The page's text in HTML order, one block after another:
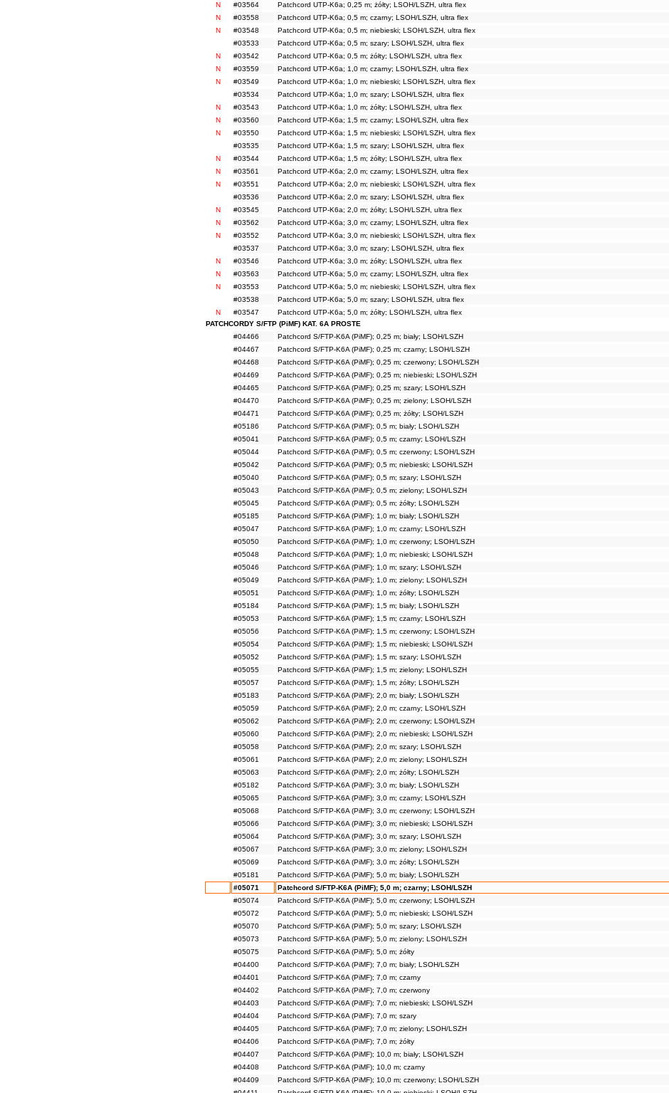
N
#03564 Patchcord UTP-K6a; 0,25 m; żółty; LSOH/LSZH, ultra flex
N
#03558 Patchcord UTP-K6a; 0,5 m; czarny; LSOH/LSZH, ultra flex
N
#03548 Patchcord UTP-K6a; 0,5 m; niebieski; LSOH/LSZH, ultra flex
#03533
Patchcord UTP-K6a; 0,5 m; szary; LSOH/LSZH, ultra flex
N
#03542 Patchcord UTP-K6a; 0,5 m; żółty; LSOH/LSZH, ultra flex
N
#03559 Patchcord UTP-K6a; 1,0 m; czarny; LSOH/LSZH, ultra flex
N
#03549 Patchcord UTP-K6a; 1,0 m; niebieski; LSOH/LSZH, ultra flex
#03534
Patchcord UTP-K6a; 1,0 m; szary; LSOH/LSZH, ultra flex
N
#03543 Patchcord UTP-K6a; 1,0 m; żółty; LSOH/LSZH, ultra flex
N
#03560 Patchcord UTP-K6a; 1,5 m; czarny; LSOH/LSZH, ultra flex
N
#03550 Patchcord UTP-K6a; 1,5 m; niebieski; LSOH/LSZH, ultra flex
#03535
Patchcord UTP-K6a; 1,5 m; szary; LSOH/LSZH, ultra flex
N
#03544 Patchcord UTP-K6a; 1,5 m; żółty; LSOH/LSZH, ultra flex
N
#03561 Patchcord UTP-K6a; 2,0 m; czarny; LSOH/LSZH, ultra flex
N
#03551 Patchcord UTP-K6a; 2,0 m; niebieski; LSOH/LSZH, ultra flex
#03536
Patchcord UTP-K6a; 2,0 m; szary; LSOH/LSZH, ultra flex
N
#03545 Patchcord UTP-K6a; 2,0 m; żółty; LSOH/LSZH, ultra flex
N
#03562 Patchcord UTP-K6a; 3,0 m; czarny; LSOH/LSZH, ultra flex
N
#03552 Patchcord UTP-K6a; 3,0 m; niebieski; LSOH/LSZH, ultra flex
#03537
Patchcord UTP-K6a; 3,0 m; szary; LSOH/LSZH, ultra flex
N
#03546 Patchcord UTP-K6a; 3,0 m; żółty; LSOH/LSZH, ultra flex
N
#03563 Patchcord UTP-K6a; 5,0 m; czarny; LSOH/LSZH, ultra flex
N
#03553 Patchcord UTP-K6a; 5,0 m; niebieski; LSOH/LSZH, ultra flex
#03538
Patchcord UTP-K6a; 5,0 m; szary; LSOH/LSZH, ultra flex
N
#03547 Patchcord UTP-K6a; 5,0 m; żółty; LSOH/LSZH, ultra flex
PATCHCORDY S/FTP (PiMF) KAT. 6A PROSTE
#04466
Patchcord S/FTP-K6A (PiMF); 0,25 m; biały; LSOH/LSZH
#04467
Patchcord S/FTP-K6A (PiMF); 0,25 m; czarny; LSOH/LSZH
#04468
Patchcord S/FTP-K6A (PiMF); 0,25 m; czerwony; LSOH/LSZH
#04469
Patchcord S/FTP-K6A (PiMF); 0,25 m; niebieski; LSOH/LSZH
#04465
Patchcord S/FTP-K6A (PiMF); 0,25 m; szary; LSOH/LSZH
#04470
Patchcord S/FTP-K6A (PiMF); 0,25 m; zielony; LSOH/LSZH
#04471
Patchcord S/FTP-K6A (PiMF); 0,25 m; żółty; LSOH/LSZH
#05186
Patchcord S/FTP-K6A (PiMF); 0,5 m; biały; LSOH/LSZH
#05041
Patchcord S/FTP-K6A (PiMF); 0,5 m; czarny; LSOH/LSZH
#05044
Patchcord S/FTP-K6A (PiMF); 0,5 m; czerwony; LSOH/LSZH
#05042
Patchcord S/FTP-K6A (PiMF); 0,5 m; niebieski; LSOH/LSZH
#05040
Patchcord S/FTP-K6A (PiMF); 0,5 m; szary; LSOH/LSZH
#05043
Patchcord S/FTP-K6A (PiMF); 0,5 m; zielony; LSOH/LSZH
#05045
Patchcord S/FTP-K6A (PiMF); 0,5 m; żółty; LSOH/LSZH
#05185
Patchcord S/FTP-K6A (PiMF); 1,0 m; biały; LSOH/LSZH
#05047
Patchcord S/FTP-K6A (PiMF); 1,0 m; czarny; LSOH/LSZH
#05050
Patchcord S/FTP-K6A (PiMF); 1,0 m; czerwony; LSOH/LSZH
#05048
Patchcord S/FTP-K6A (PiMF); 1,0 m; niebieski; LSOH/LSZH
#05046
Patchcord S/FTP-K6A (PiMF); 1,0 m; szary; LSOH/LSZH
#05049
Patchcord S/FTP-K6A (PiMF); 1,0 m; zielony; LSOH/LSZH
#05051
Patchcord S/FTP-K6A (PiMF); 1,0 m; żółty; LSOH/LSZH
#05184
Patchcord S/FTP-K6A (PiMF); 1,5 m; biały; LSOH/LSZH
#05053
Patchcord S/FTP-K6A (PiMF); 1,5 m; czarny; LSOH/LSZH
#05056
Patchcord S/FTP-K6A (PiMF); 1,5 m; czerwony; LSOH/LSZH
#05054
Patchcord S/FTP-K6A (PiMF); 1,5 m; niebieski; LSOH/LSZH
#05052
Patchcord S/FTP-K6A (PiMF); 1,5 m; szary; LSOH/LSZH
#05055
Patchcord S/FTP-K6A (PiMF); 1,5 m; zielony; LSOH/LSZH
#05057
Patchcord S/FTP-K6A (PiMF); 1,5 m; żółty; LSOH/LSZH
#05183
Patchcord S/FTP-K6A (PiMF); 2,0 m; biały; LSOH/LSZH
#05059
Patchcord S/FTP-K6A (PiMF); 2,0 m; czarny; LSOH/LSZH
#05062
Patchcord S/FTP-K6A (PiMF); 2,0 m; czerwony; LSOH/LSZH
#05060
Patchcord S/FTP-K6A (PiMF); 2,0 m; niebieski; LSOH/LSZH
#05058
Patchcord S/FTP-K6A (PiMF); 2,0 m; szary; LSOH/LSZH
#05061
Patchcord S/FTP-K6A (PiMF); 2,0 m; zielony; LSOH/LSZH
#05063
Patchcord S/FTP-K6A (PiMF); 2,0 m; żółty; LSOH/LSZH
#05182
Patchcord S/FTP-K6A (PiMF); 3,0 m; biały; LSOH/LSZH
#05065
Patchcord S/FTP-K6A (PiMF); 3,0 m; czarny; LSOH/LSZH
#05068
Patchcord S/FTP-K6A (PiMF); 3,0 m; czerwony; LSOH/LSZH
#05066
Patchcord S/FTP-K6A (PiMF); 3,0 m; niebieski; LSOH/LSZH
#05064
Patchcord S/FTP-K6A (PiMF); 3,0 m; szary; LSOH/LSZH
#05067
Patchcord S/FTP-K6A (PiMF); 3,0 m; zielony; LSOH/LSZH
#05069
Patchcord S/FTP-K6A (PiMF); 3,0 m; żółty; LSOH/LSZH
#05181
Patchcord S/FTP-K6A (PiMF); 5,0 m; biały; LSOH/LSZH
#05071
Patchcord S/FTP-K6A (PiMF); 5,0 m; czarny; LSOH/LSZH
#05074
Patchcord S/FTP-K6A (PiMF); 5,0 m; czerwony; LSOH/LSZH
#05072
Patchcord S/FTP-K6A (PiMF); 5,0 m; niebieski; LSOH/LSZH
#05070
Patchcord S/FTP-K6A (PiMF); 5,0 m; szary; LSOH/LSZH
#05073
Patchcord S/FTP-K6A (PiMF); 5,0 m; zielony; LSOH/LSZH
#05075
Patchcord S/FTP-K6A (PiMF); 5,0 m; żółty
#04400
Patchcord S/FTP-K6A (PiMF); 7,0 m; biały; LSOH/LSZH
#04401
Patchcord S/FTP-K6A (PiMF); 7,0 m; czarny
#04402
Patchcord S/FTP-K6A (PiMF); 7,0 m; czerwony
#04403
Patchcord S/FTP-K6A (PiMF); 7,0 m; niebieski; LSOH/LSZH
#04404
Patchcord S/FTP-K6A (PiMF); 7,0 m; szary
#04405
Patchcord S/FTP-K6A (PiMF); 7,0 m; zielony; LSOH/LSZH
#04406
Patchcord S/FTP-K6A (PiMF); 7,0 m; żółty
#04407
Patchcord S/FTP-K6A (PiMF); 10,0 m; biały; LSOH/LSZH
#04408
Patchcord S/FTP-K6A (PiMF); 10,0 m; czarny
#04409
Patchcord S/FTP-K6A (PiMF); 10,0 m; czerwony; LSOH/LSZH